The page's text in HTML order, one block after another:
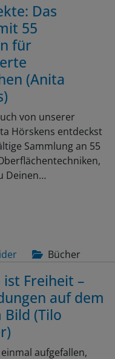
Das
55
für
(Anita
von unserer
Hörskens entdeckst
Sammlung an 55
Deinen…
Bücher
ist Freiheit –
auf dem
Bild (Tilo
aufgefallen,